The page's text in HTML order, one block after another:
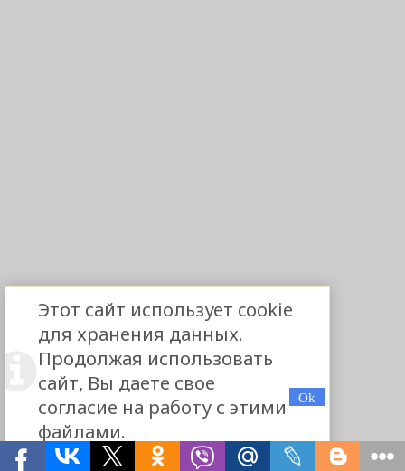
Этот сайт использует cookie
для хранения данных.
Продолжая использовать
сайт, Вы даете свое
согласие на работу с этими
файлами.